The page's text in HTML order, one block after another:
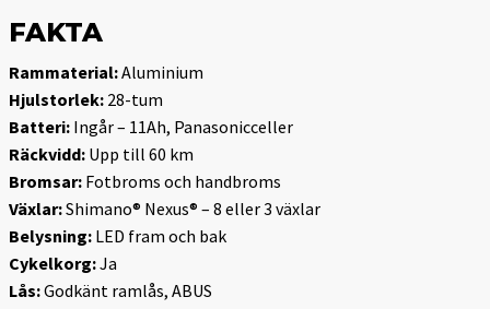
FAKTA
Rammaterial:Aluminium
Hjulstorlek: 28-tum
Batteri: Ingår – 11Ah, Panasonicceller
Räckvidd: Upp till 60 km
Bromsar: Fotbroms och handbroms
Växlar:Shimano® Nexus® – 8 eller 3 växlar
Belysning: LED fram och bak
Cykelkorg:Ja
Lås:Godkänt ramlås, ABUS